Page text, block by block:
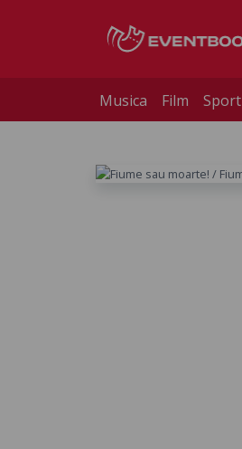
Musica Film Sport